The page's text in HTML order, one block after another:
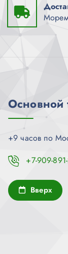
Основной
+9 часов по
+7-909-
Вверх